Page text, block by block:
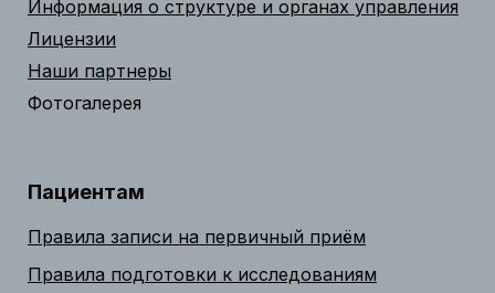
Информация о структуре и органах управления
Лицензии
Наши партнеры
Фотогалерея
Пациентам
Правила записи на первичный приём
Правила подготовки к исследованиям